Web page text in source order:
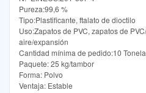
Pureza:99,6 %
Tipo:Plastificante, ftalato de dioctilo
Uso:Zapatos de PVC, zapatos de
aire/expansión
Cantidad mínima de pedido:10
Paquete: 25 kg/tambor
Forma: Polvo
Ventaja: Estable